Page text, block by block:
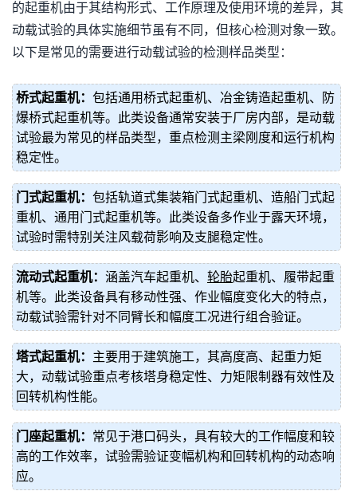
的起重机由于其结构形式、工作原理及使用环境的差异，其
动载试验的具体实施细节虽有不同，但核心检测对象一致。
以下是常见的需要进行动载试验的检测样品类型：
桥式起重机： 包括通用桥式起重机、冶金铸造起重机、防
爆桥式起重机等。此类设备通常安装于厂房内部，是动载
试验最为常见的样品类型，重点检测主梁刚度和运行机构
稳定性。
门式起重机： 包括轨道式集装箱门式起重机、造船门式起
重机、通用门式起重机等。此类设备多作业于露天环境，
试验时需特别关注风载荷影响及支腿稳定性。
流动式起重机： 涵盖汽车起重机、 轮胎起重机、履带起重
机等。此类设备具有移动性强、作业幅度变化大的特点，
动载试验需针对不同臂长和幅度工况进行组合验证。
塔式起重机： 主要用于建筑施工，其高度高、起重力矩
大，动载试验重点考核塔身稳定性、力矩限制器有效性及
回转机构性能。
门座起重机： 常见于港口码头，具有较大的工作幅度和较
高的工作效率，试验需验证变幅机构和回转机构的动态响
应。